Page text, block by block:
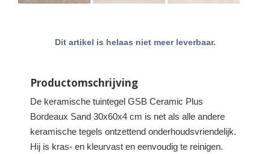
Dit artikel is helaas niet meer leverbaar.
Productomschrijving
De keramische tuintegel GSB Ceramic Plus
Bordeaux Sand 30x60x4 cm is net als alle andere
keramische tegels ontzettend onderhoudsvriendelijk.
Hij is kras- en kleurvast en eenvoudig te reinigen.